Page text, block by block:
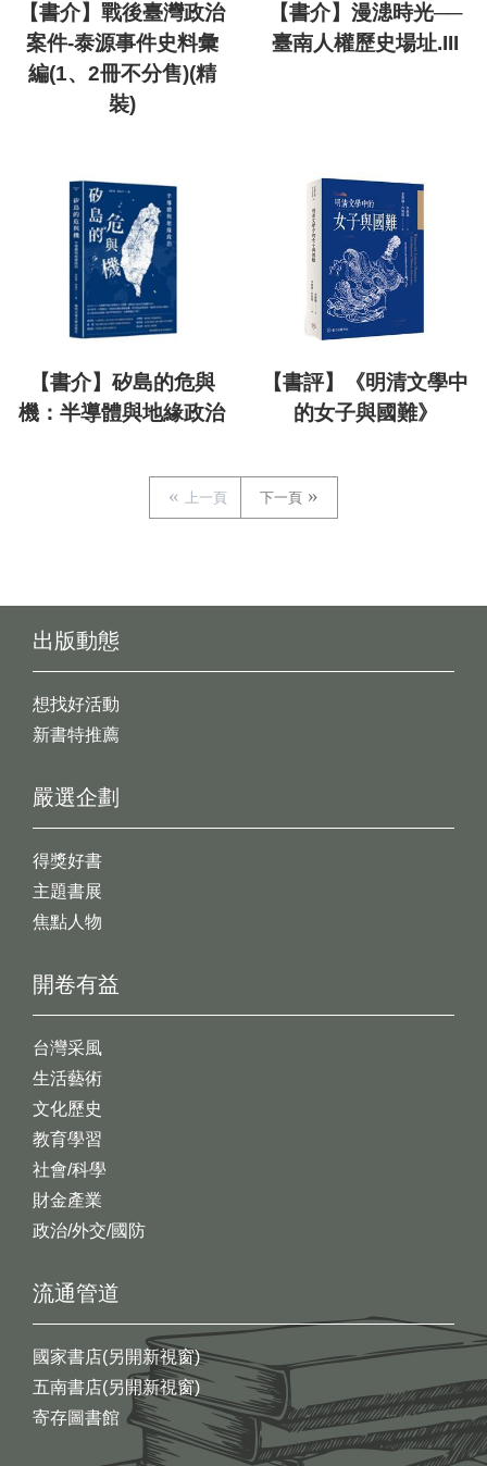
【書介】戰後臺灣政治
案件-泰源事件史料彙
編(1、2冊不分售)(精
裝)
【書介】漫漶時光──
臺南人權歷史場址.III
【書介】矽島的危與
機：半導體與地緣政治
【書評】《明清文學中
的女子與國難》
上一頁 下一頁
出版動態
想找好活動
新書特推薦
開卷有益
台灣采風
生活藝術
文化歷史
教育學習
社會/科學
財金產業
政治/外交/國防
嚴選企劃
得獎好書
主題書展
焦點人物
流通管道
國家書店(另開新視窗)
五南書店(另開新視窗)
寄存圖書館